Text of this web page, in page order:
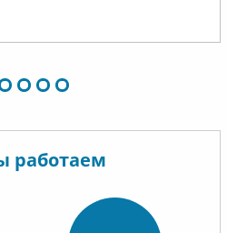
работаем